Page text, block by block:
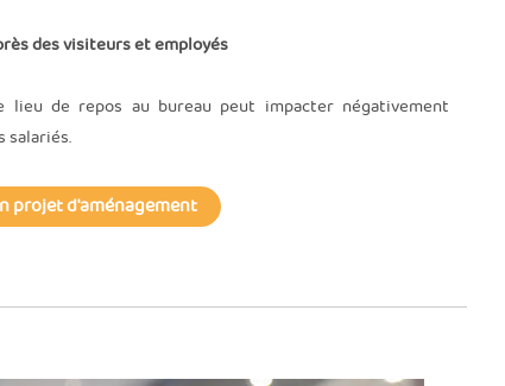
des visiteurs et employés
lieu de repos au bureau peut impacter négativement
salariés.
projet d'aménagement